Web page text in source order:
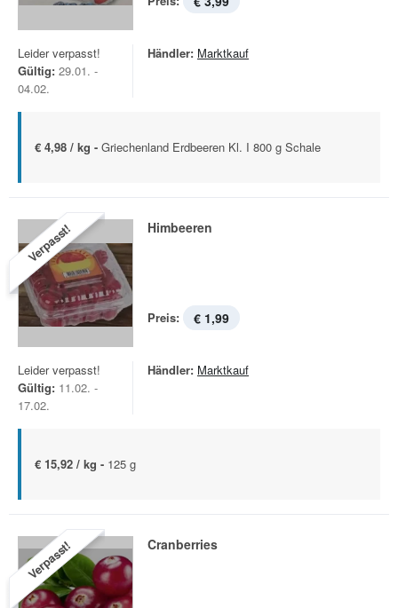
Leider verpasst!
Gültig: 29.01. -
04.02.
Händler: Marktkauf
€ 4,98 / kg - Griechenland Erdbeeren Kl. I 800 g Schale
Verpasst! Himbeeren
Preis: € 1,99
Leider verpasst!
Gültig: 11.02. -
17.02.
Händler: Marktkauf
€ 15,92 / kg - 125 g
Verpasst! Cranberries